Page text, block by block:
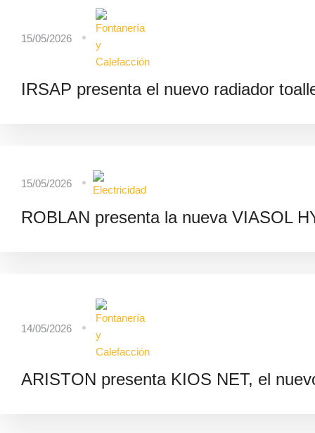
15/05/2026
IRSAP presenta el nuevo radiador
15/05/2026
ROBLAN presenta la nueva VIASOL
14/05/2026
ARISTON presenta KIOS NET, el